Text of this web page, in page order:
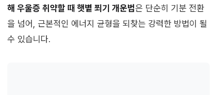
해 우울증 취약할 때 햇볕 쬐기 개운법은 단순히 기분 전환
을 넘어, 근본적인 에너지 균형을 되찾는 강력한 방법이 될
수 있습니다.